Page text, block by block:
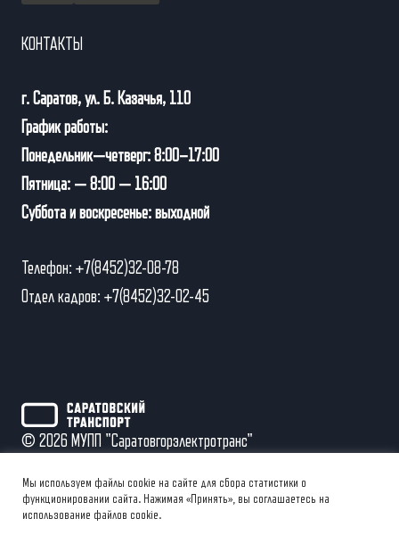
КОНТАКТЫ
г. Саратов, ул. Б. Казачья, 110
График работы:
Понедельник—четверг: 8:00–17:00
Пятница: — 8:00 — 16:00
Суббота и воскресенье: выходной
Телефон: +7(8452)32-08-78
Отдел кадров: +7(8452)32-02-45
© 2026 МУПП "Саратовгорэлектротранс"
Частичное или полное использование/копирование
материалов разрешается только при условии ссылки на
Мы используем файлы cookie на сайте для сбора статистики о
функционировании сайта. Нажимая «Принять», вы соглашаетесь на
использование файлов cookie.